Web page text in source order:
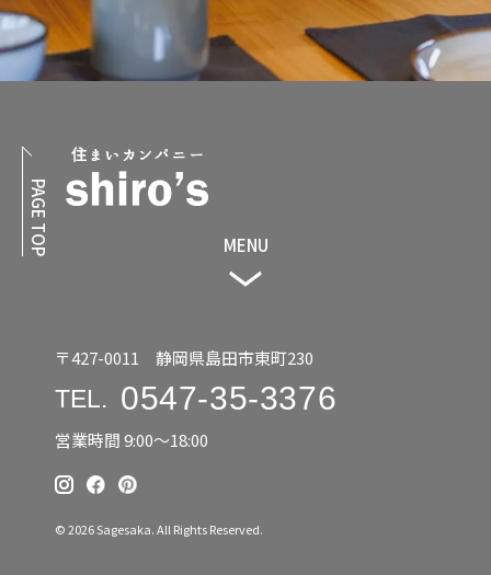
MENU
〒427-0011 静岡県島田市東町230
TEL. 0547-35-3376
営業時間 9:00〜18:00
PAGE TOP
© 2026 Sagesaka. All Rights Reserved.